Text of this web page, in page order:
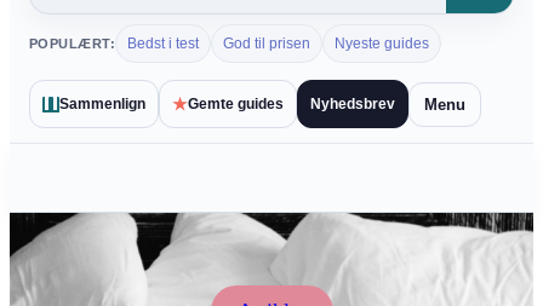
POPULÆRT: Bedst i test God til prisen Nyeste guides
Sammenlign ★Gemte guides Nyhedsbrev Menu